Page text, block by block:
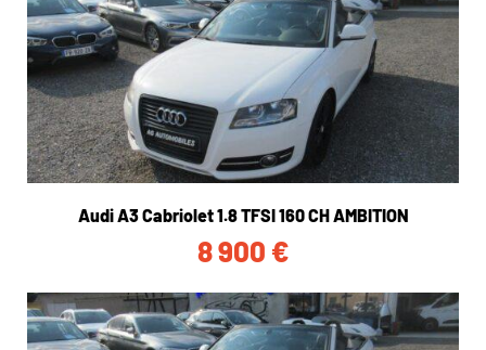
Audi A3 Cabriolet 1.8 TFSI 160 CH AMBITION
8 900 €